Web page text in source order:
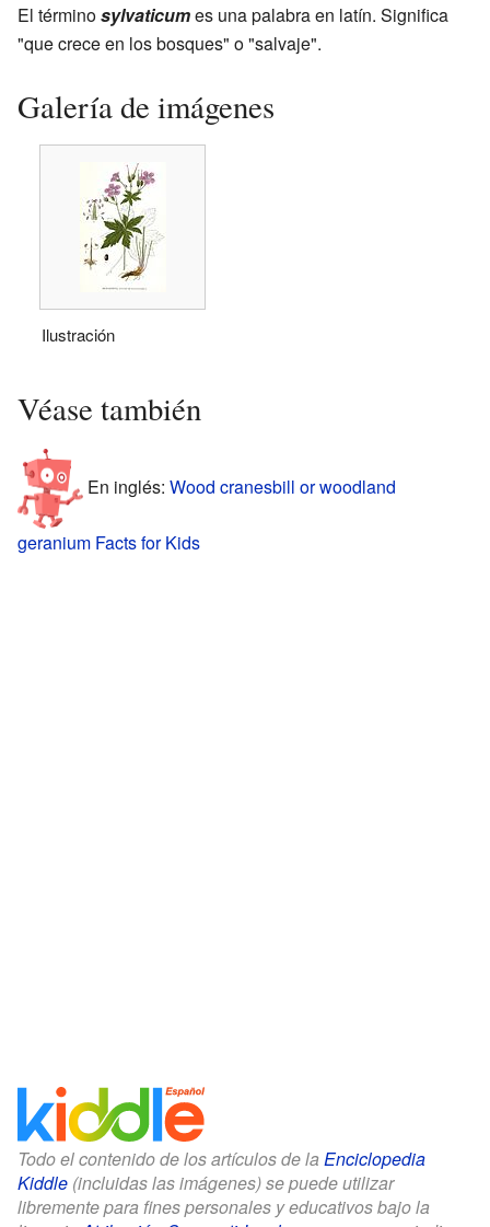
El términosylvaticumes una palabra en latín. Significa
"que crece en los bosques" o "salvaje".
Galería de imágenes
Ilustración
Véase también
En inglés: Wood cranesbill or woodland
geranium Facts for Kids
Todo el contenido de los artículos de la Enciclopedia
Kiddle (incluidas las imágenes) se puede utilizar
libremente para fines personales y educativos bajo la